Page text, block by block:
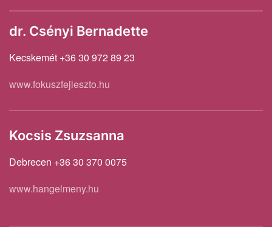
dr. Csényi Bernadette
Kecskemét +36 30 972 89 23
www.fokuszfejleszto.hu
Kocsis Zsuzsanna
Debrecen +36 30 370 0075
www.hangelmeny.hu